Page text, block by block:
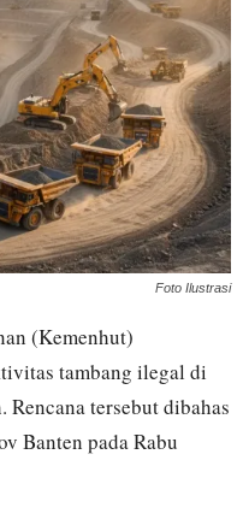
Foto Ilustrasi
(Kemenhut)
tambang ilegal di
tersebut dibahas
Banten pada Rabu